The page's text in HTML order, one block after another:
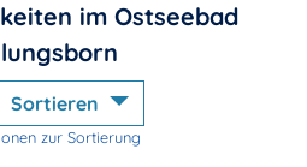
im Ostseebad
Sortieren
zur Sortierung